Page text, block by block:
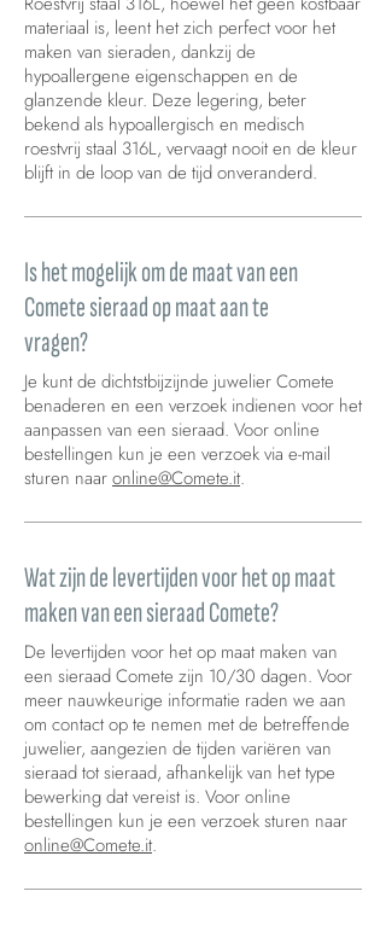
materiaal is, leent het zich perfect voor het
maken van sieraden, dankzij de
hypoallergene eigenschappen en de
glanzende kleur. Deze legering, beter
bekend als hypoallergisch en medisch
roestvrij staal 316L, vervaagt nooit en de kleur
blijft in de loop van de tijd onveranderd.
Is het mogelijk om de maat van een
Comete sieraad op maat aan te
vragen?
Je kunt de dichtstbijzijnde juwelier Comete
benaderen en een verzoek indienen voor het
aanpassen van een sieraad. Voor online
bestellingen kun je een verzoek via e-mail
sturen naaronline@Comete.it.
Wat zijn de levertijden voor het op maat
maken van een sieraad Comete?
De levertijden voor het op maat maken van
een sieraad Comete zijn 10/30 dagen. Voor
meer nauwkeurige informatie raden we aan
om contact op te nemen met de betreffende
juwelier, aangezien de tijden variëren van
sieraad tot sieraad, afhankelijk van het type
bewerking dat vereist is. Voor online
bestellingen kun je een verzoek sturen naar
online@Comete.it.